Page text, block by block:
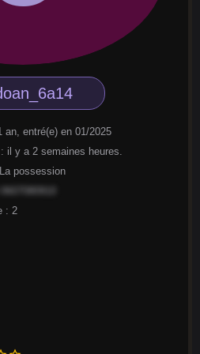
an, entré(e) en 01/2025
il y a 2 semaines heures.
possession
: 2